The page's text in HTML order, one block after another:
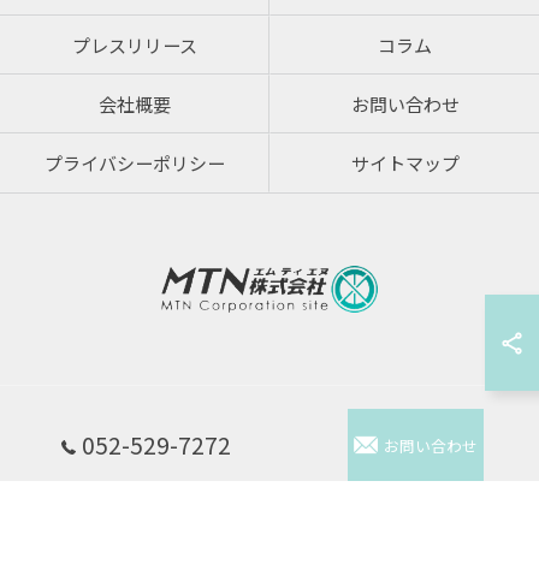
052-529-7272 お問い合わせ
プレスリリース コラム
会社概要 お問い合わせ
プライバシーポリシー サイトマップ
© 2026 炭酸水のウォーターサーバーならMTN株式会社 ALL RIGHTS RESERVED.